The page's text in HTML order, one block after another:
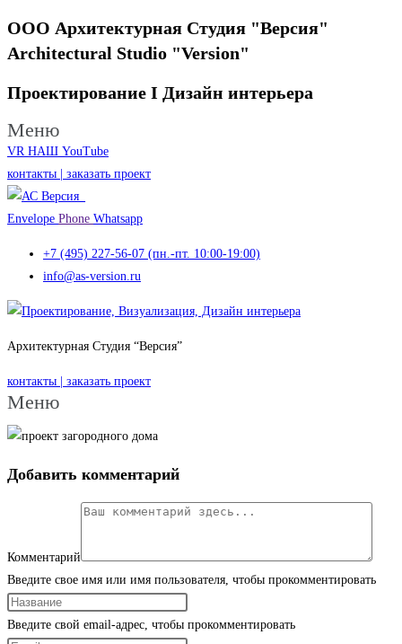
ООО Архитектурная Студия "Версия"
Architectural Studio "Version"
Проектирование I Дизайн интерьера
Меню
VR НАШ YouTube
контакты | заказать проект
Envelope Phone Whatsapp
+7 (495) 227-56-07 (пн.-пт. 10:00-19:00)
info@as-version.ru
Архитектурная Студия “Версия”
контакты | заказать проект
Меню
Добавить комментарий
Комментарий
Введите свое имя или имя пользователя, чтобы прокомментировать
Введите свой email-адрес, чтобы прокомментировать